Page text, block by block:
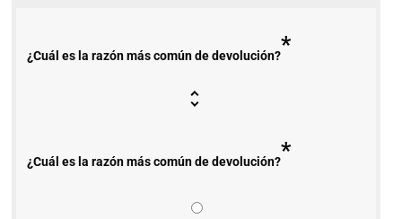
¿Cuál es la razón más común de devolución?*
¿Cuál es la razón más común de devolución?*